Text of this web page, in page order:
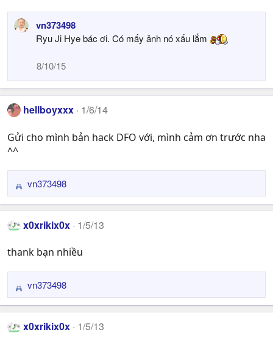
vn373498
Ryu Ji Hye bác ơi. Có mấy ảnh nó xấu lắm
8/10/15
hellboyxxx 1/6/14
Gửi cho mình bản hack DFO với, mình cảm ơn trước nha
^^
R
e
a
c
i
s
:
vn373498
x0xrikix0x 1/5/13
thank bạn nhiều
R
e
a
c
vn373498
x0xrikix0x 1/5/13